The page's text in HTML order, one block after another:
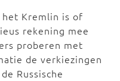
Kremlin is of
rekening mee
proberen met
de verkiezingen
Russische